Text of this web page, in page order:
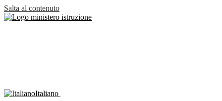
Salta al contenuto
Italiano